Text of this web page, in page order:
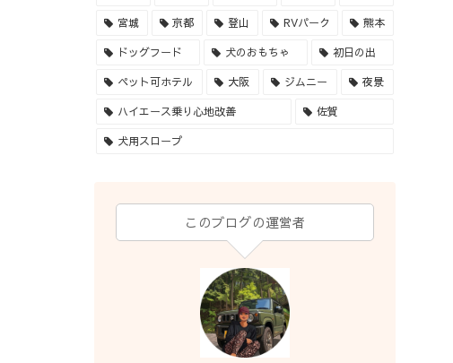
宮城 京都 登山 RVパーク 熊本
ドッグフード 犬のおもちゃ 初日の出
ペット可ホテル 大阪 ジムニー 夜景
ハイエース乗り心地改善 佐賀
犬用スロープ
このブログの運営者